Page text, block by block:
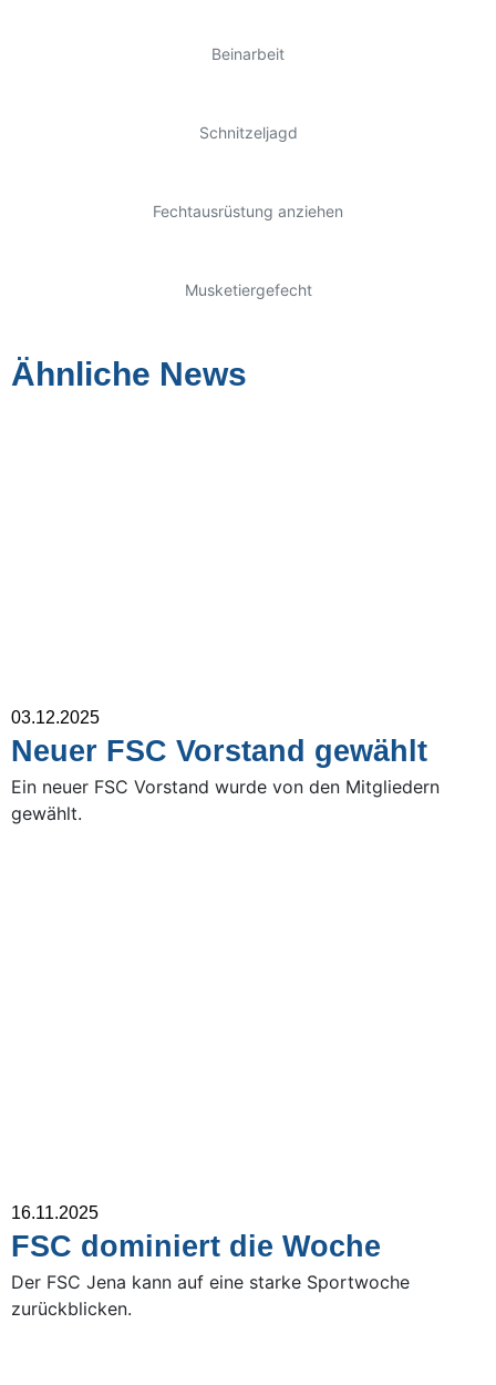
Beinarbeit
Schnitzeljagd
Fechtausrüstung anziehen
Musketiergefecht
Ähnliche News
03.12.2025
Neuer FSC Vorstand gewählt
Ein neuer FSC Vorstand wurde von den Mitgliedern
gewählt.
16.11.2025
FSC dominiert die Woche
Der FSC Jena kann auf eine starke Sportwoche
zurückblicken.